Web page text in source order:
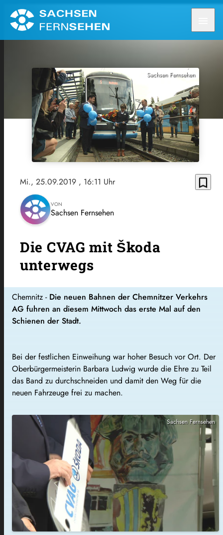
Sachsen Fernsehen
Mi., 25.09.2019 , 16:11 Uhr bookmark_border
VON
Sachsen Fernsehen
Die CVAG mit Škoda
unterwegs
Chemnitz - Die neuen Bahnen der Chemnitzer Verkehrs
AG fuhren an diesem Mittwoch das erste Mal auf den
Schienen der Stadt.
Bei der festlichen Einweihung war hoher Besuch vor Ort. Der
Oberbürgermeisterin Barbara Ludwig wurde die Ehre zu Teil
das Band zu durchschneiden und damit den Weg für die
neuen Fahrzeuge frei zu machen.
Sachsen Fernsehen